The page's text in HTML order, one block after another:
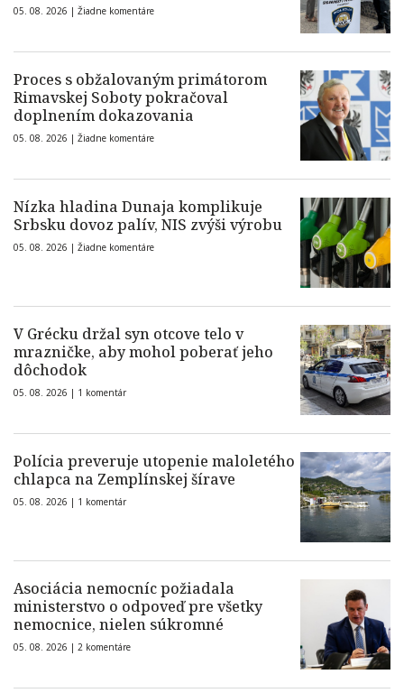
05. 08. 2026 | Žiadne komentáre
Proces s obžalovaným primátorom
Rimavskej Soboty pokračoval
doplnením dokazovania
05. 08. 2026 | Žiadne komentáre
Nízka hladina Dunaja komplikuje
Srbsku dovoz palív, NIS zvýši výrobu
05. 08. 2026 | Žiadne komentáre
V Grécku držal syn otcove telo v
mrazničke, aby mohol poberať jeho
dôchodok
05. 08. 2026 | 1 komentár
Polícia preveruje utopenie maloletého
chlapca na Zemplínskej šírave
05. 08. 2026 | 1 komentár
Asociácia nemocníc požiadala
ministerstvo o odpoveď pre všetky
nemocnice, nielen súkromné
05. 08. 2026 | 2 komentáre